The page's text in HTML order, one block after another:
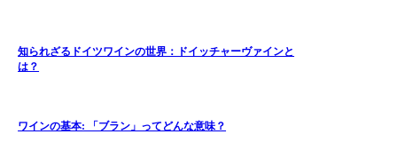
知られざるドイツワインの世界：ドイッチャーヴァインと
は？
ワインの基本: 「ブラン」ってどんな意味？